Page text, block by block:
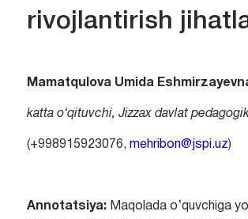
rivojlantirish
Mamatq ulova Umida Eshmirzay
katta o‘qituvchi, Jizzax davlat p
(+998915923076, mehribon@jspi.uz)
Annotatsiya: Maqolada o‘quvchiga